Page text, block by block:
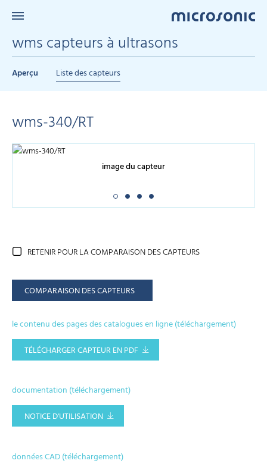
wms capteurs à ultrasons
Aperçu Liste des capteurs
wms-340/RT
image du capteur
RETENIR POUR LA COMPARAISON DES CAPTEURS
COMPARAISON DES CAPTEURS
le contenu des pages des catalogues en ligne (téléchargement)
TÉLÉCHARGER CAPTEUR EN PDF
documentation (téléchargement)
NOTICE D'UTILISATION
données CAD (téléchargement)